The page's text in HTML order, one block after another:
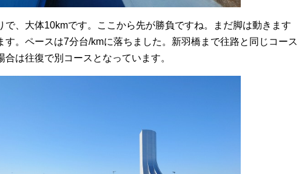
で、大体10kmです。ここから先が勝負ですね。まだ脚は動きます
す。ペースは7分台/kmに落ちました。新羽橋まで往路と同じコース
は往復で別コースとなっています。